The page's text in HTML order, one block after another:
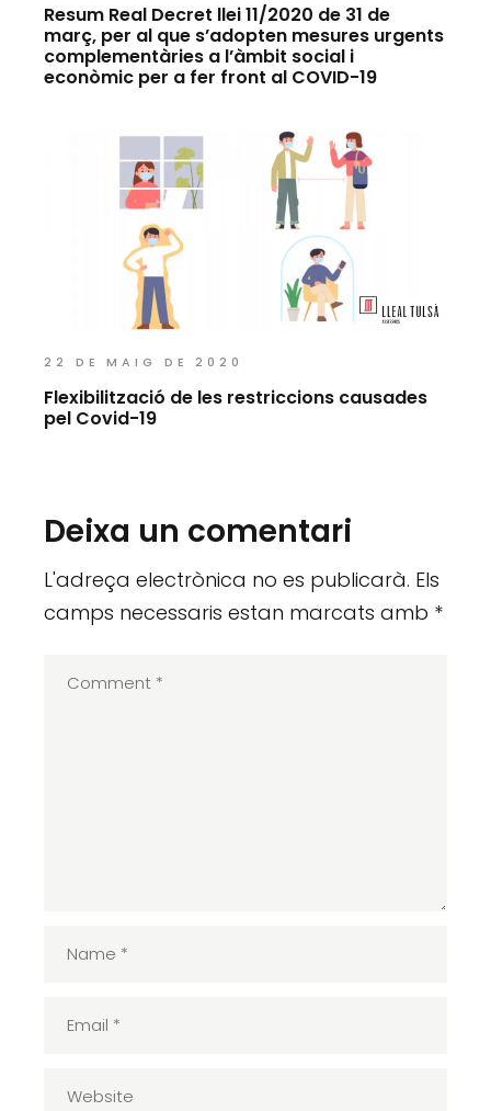
Resum Real Decret llei 11/2020 de 31 de
març, per al que s’adopten mesures urgents
complementàries a l’àmbit social i
econòmic per a fer front al COVID-19
22 DE MAIG DE 2020
Flexibilització de les restriccions causades
pel Covid-19
Deixa un comentari
L'adreça electrònica no es publicarà. Els
camps necessaris estan marcats amb *